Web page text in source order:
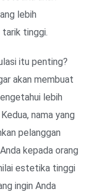
lebih
tarik tinggi.
itu penting?
akan membuat
lebih
nama yang
pelanggan
kepada orang
estetika tinggi
ingin Anda